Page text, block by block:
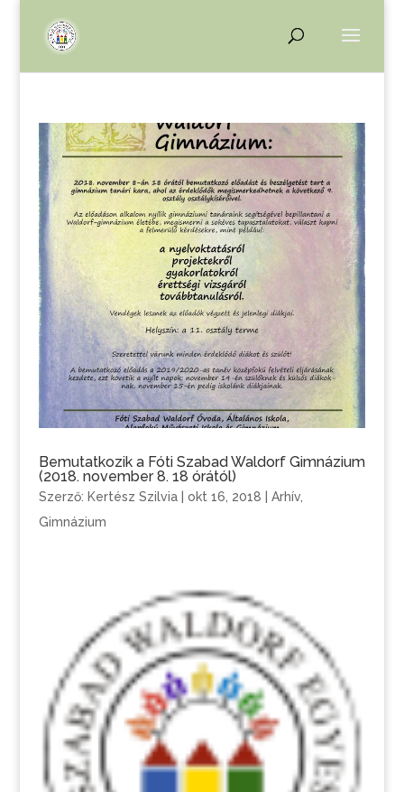
Bemutatkozik a Fóti Szabad Waldorf Gimnázium
(2018. november 8. 18 órától)
Szerző: Kertész Szilvia| okt 16, 2018 Arhív,
Gimnázium